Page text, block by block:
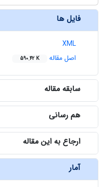
فایل ها
XML
اصل مقاله
590.42 K
سابقه مقاله
هم رسانی
ارجاع به این مقاله
آمار